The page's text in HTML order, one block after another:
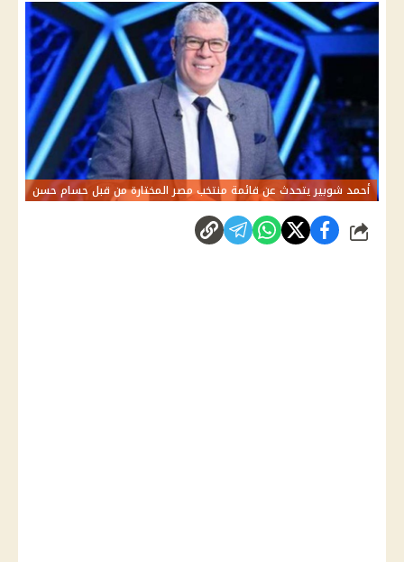
أحمد شوبير يتحدث عن قائمة منتخب مصر المختارة من قبل حسام حسن
شارك